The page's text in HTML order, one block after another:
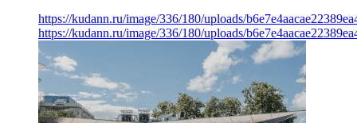
https://kudann.ru/image/336/180/uploads/
https://kudann.ru/image/336/180/uploads/